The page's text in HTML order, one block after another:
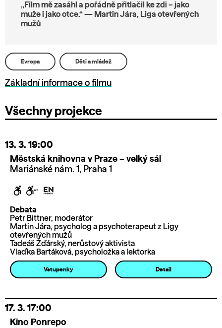
„Film mě zasáhl a pořádně přitlačil ke zdi – jako
muže i jako otce.“ — Martin Jára, Liga otevřených
mužů
Evropa Děti a mládež
Základní informace o filmu
Všechny projekce
13. 3. 19:00
Městská knihovna v Praze – velký sál
Mariánské nám. 1, Praha 1
Debata
Petr Bittner, moderátor
Martin Jára, psycholog a psychoterapeut z Ligy
otevřených mužů
Tadeáš Žďárský, nerůstový aktivista
Vlaďka Bartáková, psycholožka a lektorka
Vstupenky Detail
17. 3. 17:00
Kino Ponrepo